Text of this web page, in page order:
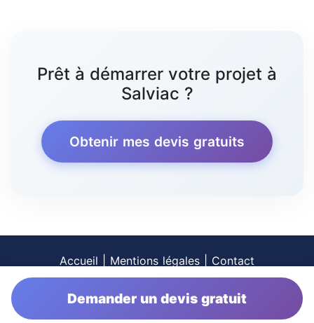
Prêt à démarrer votre projet à
Salviac ?
Obtenir mes devis gratuits
Demander un devis gratuit
Accueil Mentions légales Contact